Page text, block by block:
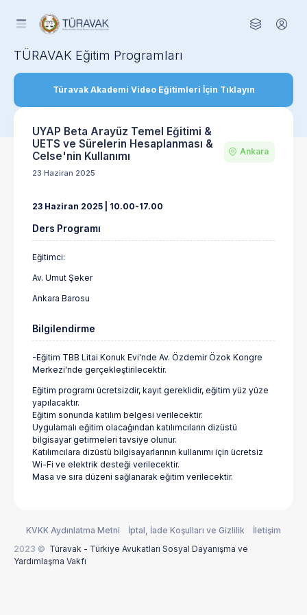
TÜRAVAK Eğitim Programları
Türavak Akademi Video Eğitimleri İçin Tıklayın
UYAP Beta Arayüz Temel Eğitimi &
UETS ve Sürelerin Hesaplanması &
Celse'nin Kullanımı
23 Haziran 2025
Ankara
23 Haziran 2025 | 10.00-17.00
Ders Programı
Eğitimci:
Av. Umut Şeker
Ankara Barosu
Bilgilendirme
-Eğitim TBB Litai Konuk Evi'nde Av. Özdemir Özok Kongre
Merkezi'nde gerçekleştirilecektir.
Eğitim programı ücretsizdir, kayıt gereklidir, eğitim yüz yüze
yapılacaktır.
Eğitim sonunda katılım belgesi verilecektir.
Uygulamalı eğitim olacağından katılımcıların dizüstü
bilgisayar getirmeleri tavsiye olunur.
Katılımcılara dizüstü bilgisayarlarının kullanımı için ücretsiz
Wi-Fi ve elektrik desteği verilecektir.
Masa ve sıra düzeni sağlanarak eğitim verilecektir.
2023 © Türavak - Türkiye Avukatları Sosyal Dayanışma ve
Yardımlaşma Vakfı
KVKK Aydınlatma Metni İptal, İade Koşulları ve Gizlilik İletişim